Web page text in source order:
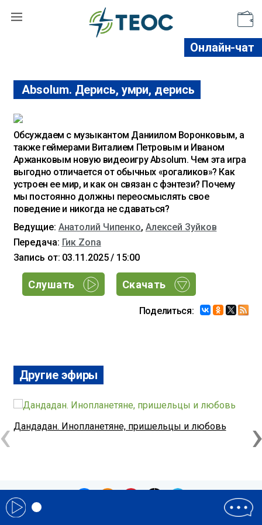
Онлайн-чат
Absolum. Дерись, умри, дерись
Обсуждаем с музыкантом Даниилом Воронковым, а
также геймерами Виталием Петровым и Иваном
Аржанковым новую видеоигру Absolum. Чем эта игра
выгодно отличается от обычных «рогаликов»? Как
устроен ее мир, и как он связан с фэнтези? Почему
мы постоянно должны переосмыслять свое
поведение и никогда не сдаваться?
Ведущие: Анатолий Чипенко, Алексей Зуйков
Передача: Гик Zona
Запись от: 03.11.2025 / 15:00
Слушать Скачать
Поделиться:
Другие эфиры
Дандадан. Инопланетяне, пришельцы и любовь